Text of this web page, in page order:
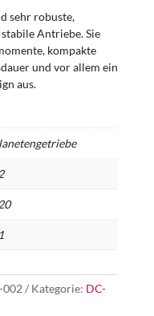
sehr robuste,
Antriebe. Sie
kompakte
und vor allem ein
aus.
002 Kategorie: DC-